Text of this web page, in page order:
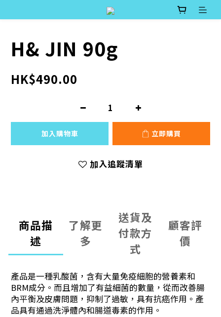
H& JIN 90g
HK$490.00
加入購物車 立即購買
加入追蹤清單
商品描
述
了解更
多
送貨及
付款方
式
顧客評
價
產品是一種乳酸菌，含有大量免疫細胞的營養素和
BRM成分。而且增加了有益細菌的數量，從而改善腸
內平衡及皮膚問題，抑制了過敏，具有抗癌作用。產
品具有通過洗淨體內和腸道毒素的作用。